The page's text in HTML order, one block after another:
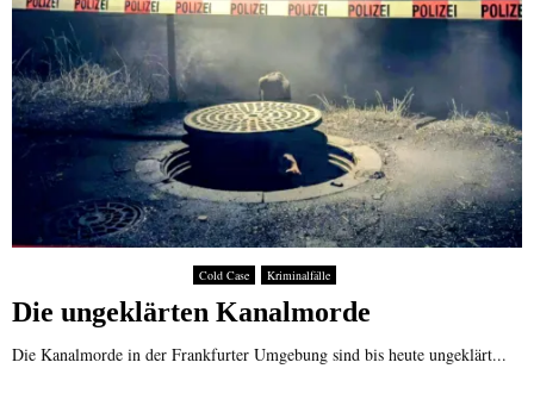
Cold Case Kriminalfälle
Die ungeklärten Kanalmorde
Die Kanalmorde in der Frankfurter Umgebung sind bis heute ungeklärt...